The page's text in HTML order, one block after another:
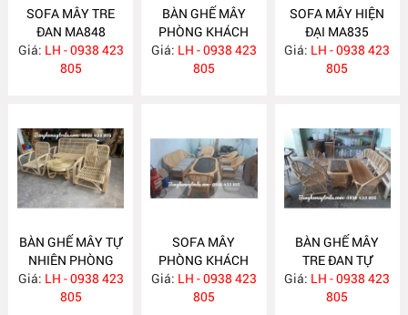
SOFA MÂY TRE
ĐAN MA848
Giá: LH - 0938 423
805
BÀN GHẾ MÂY
PHÒNG KHÁCH
MA839
Giá: LH - 0938 423
805
SOFA MÂY HIỆN
ĐẠI MA835
Giá: LH - 0938 423
805
BÀN GHẾ MÂY TỰ
NHIÊN PHÒNG
KHÁCH MA834
Giá: LH - 0938 423
805
SOFA MÂY
PHÒNG KHÁCH
HIỆN ĐẠI MA833
Giá: LH - 0938 423
805
BÀN GHẾ MÂY
TRE ĐAN TỰ
NHIÊN MA832
Giá: LH - 0938 423
805